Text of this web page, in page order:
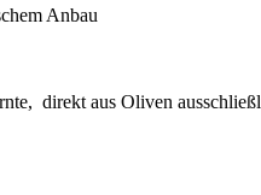
Anbau
direkt aus Oliven